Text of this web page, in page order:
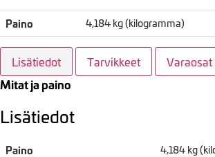
Paino 4,184 kg (kilogramma)
Lisätiedot Tarvikkeet Varaosat
Mitat ja paino
Lisätiedot
Paino 4,184 kg